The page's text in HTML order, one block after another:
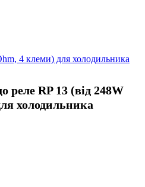
4 клеми) для холодильника
реле RP 13 (від 248W
холодильника